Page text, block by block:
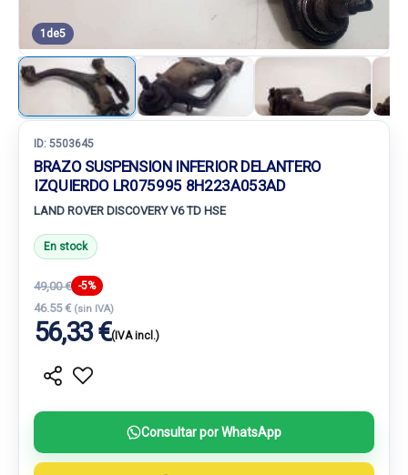
1 de5
ID: 5503645
BRAZO SUSPENSION INFERIOR DELANTERO
IZQUIERDO LR075995 8H223A053AD
LAND ROVER DISCOVERY V6 TD HSE
En stock
49,00 € -5%
46.55 € (sin IVA)
56,33 €(IVA incl.)
Consultar por WhatsApp